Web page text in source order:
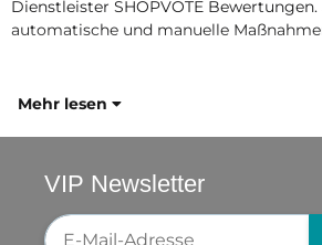
Dienstleister SHOPVOTE Bewertungen.
automatische und manuelle
Mehr lesen
VIP Newsletter
Newsletter-Registrierung